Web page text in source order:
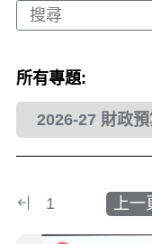
所有專題:
2026-27 財政
1 上一